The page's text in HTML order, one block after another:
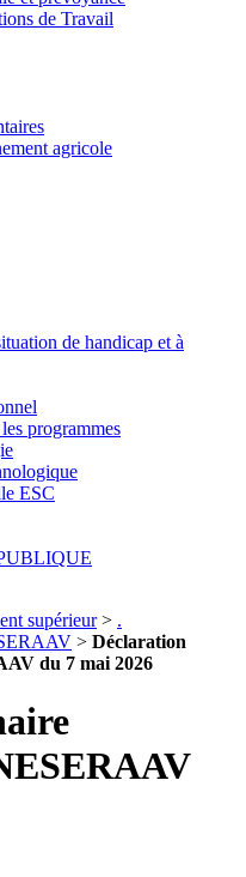
de Travail
agricole
de handicap et à
programmes
ESC
supérieur> .
> Déclaration
du 7 mai 2026